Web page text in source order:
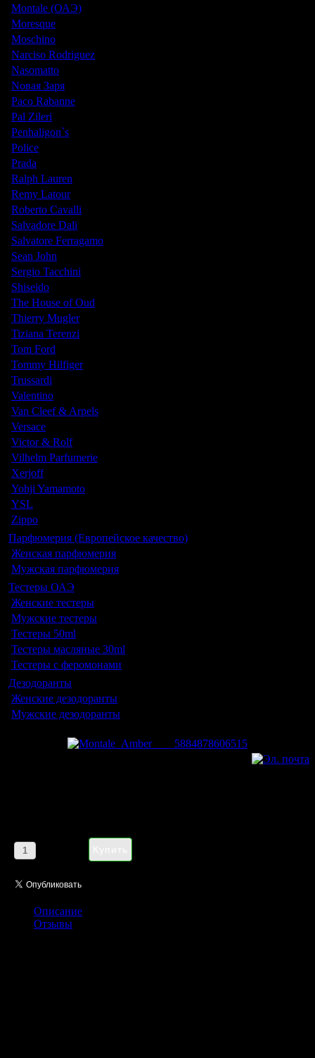
Montale (ОАЭ)
Moresque
Moschino
Narciso Rodriguez
Nasomatto
Nовая Заря
Paco Rabanne
Pal Zileri
Penhaligon`s
Police
Prada
Ralph Lauren
Remy Latour
Roberto Cavalli
Salvadore Dali
Salvatore Ferragamo
Sean John
Sergio Tacchini
Shiseido
The House of Oud
Thierry Mugler
Tiziana Terenzi
Tom Ford
Tommy Hilfiger
Trussardi
Valentino
Van Cleef & Arpels
Versace
Victor & Rolf
Vilhelm Parfumerie
Xerjoff
Yohji Yamamoto
YSL
Zippo
Парфюмерия (Европейское качество)
Женская парфюмерия
Мужская парфюмерия
Тестеры ОАЭ
Женские тестеры
Мужские тестеры
Тестеры 50ml
Тестеры масляные 30ml
Тестеры с феромонами
Дезодоранты
Женские дезодоранты
Мужские дезодоранты
Описание
Отзывы